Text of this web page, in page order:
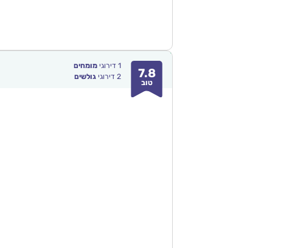
7.8
טוב
1 דירוגימומחים
2 דירוגיגולשים